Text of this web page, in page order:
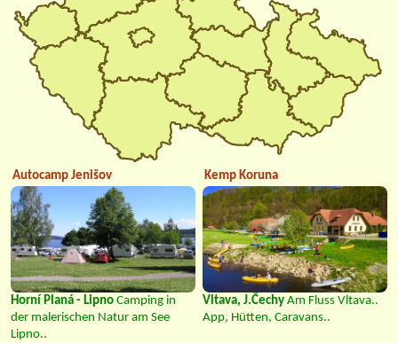
Autocamp Jenišov
Horní Planá - Lipno Camping in
der malerischen Natur am See
Lipno..
Kemp Koruna
Vltava, J.Čechy Am Fluss Vltava..
App, Hütten, Caravans..